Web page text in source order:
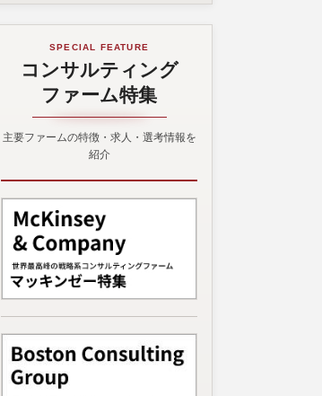
SPECIAL FEATURE
コンサルティング
ファーム特集
主要ファームの特徴・求人・選考情報を
紹介